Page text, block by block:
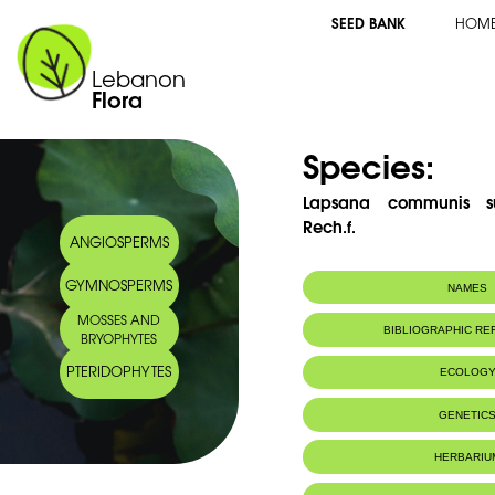
Lebanon
Flora
SEED BANK
ANGIOSPERMS
GYMNOSPERMS
MOSSES AND
BRYOPHYTES
PTERIDOPHYTES
Species:
Lapsana communis
Rech.f.
NAMES
Arabic name: خفج شائع
BIBLIOGRAPHIC
ECOLOGY
Régions
boisés ou